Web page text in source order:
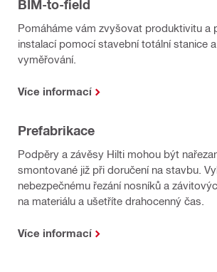
BIM-to-field
Pomáháme vám zvyšovat produktivitu a
instalací pomocí stavební totální stanice
vyměřování.
Více informací
Prefabrikace
Podpěry a závěsy Hilti mohou být
smontované již při doručení na stavbu.
nebezpečnému řezání nosníků a
na materiálu a ušetříte drahocenný čas.
Více informací